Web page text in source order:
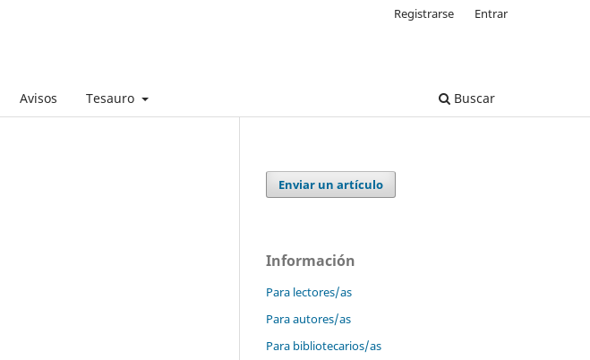
Avisos Tesauro Buscar
Registrarse Entrar
Enviar un artículo
Información
Para lectores/as
Para autores/as
Para bibliotecarios/as